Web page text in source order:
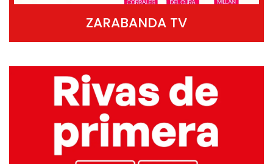
ZARABANDA TV